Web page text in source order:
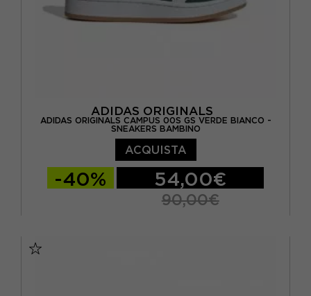
ADIDAS ORIGINALS
ADIDAS ORIGINALS CAMPUS 00S GS VERDE BIANCO -
SNEAKERS BAMBINO
ACQUISTA
-40% 54,00€
90,00€